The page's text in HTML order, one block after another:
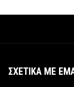
ΣΧΕΤΙΚΆ ΜΕ